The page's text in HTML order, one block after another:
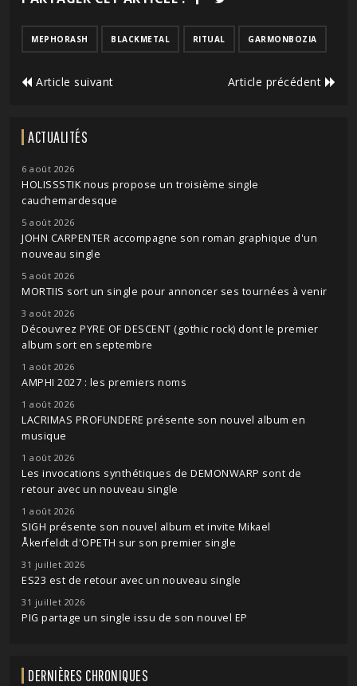
MEPHORASH BLACKMETAL RITUAL GARMONBOZIA
Article suivant Article précédent
ACTUALITÉS
6 août 2026
HOLISSSTIK nous propose un troisième single
cauchemardesque
5 août 2026
JOHN CARPENTER accompagne son roman graphique d'un
nouveau single
5 août 2026
MORTIIS sort un single pour annoncer ses tournées à venir
3 août 2026
Découvrez PYRE OF DESCENT (gothic rock) dont le premier
album sort en septembre
1 août 2026
AMPHI 2027 : les premiers noms
1 août 2026
LACRIMAS PROFUNDERE présente son nouvel album en
musique
1 août 2026
Les invocations synthétiques de DEMONWARP sont de
retour avec un nouveau single
1 août 2026
SIGH présente son nouvel album et invite Mikael
Åkerfeldt d'OPETH sur son premier single
31 juillet 2026
ES23 est de retour avec un nouveau single
31 juillet 2026
PIG partage un single issu de son nouvel EP
DERNIÈRES CHRONIQUES